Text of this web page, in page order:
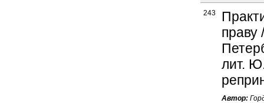
243
праву
лит.
Автор: